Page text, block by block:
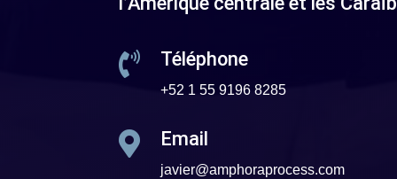
 Téléphone
+52 1 55 9196 8285
 Email
javier@amphoraprocess.com